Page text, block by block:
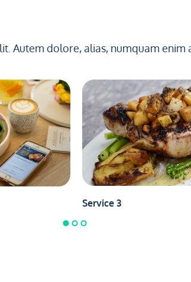
Autem dolore, alias, numquam
Service 3